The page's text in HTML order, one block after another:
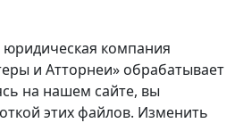
компания
и Атторнеи» обрабатывает
на нашем сайте, вы
этих файлов. Изменить